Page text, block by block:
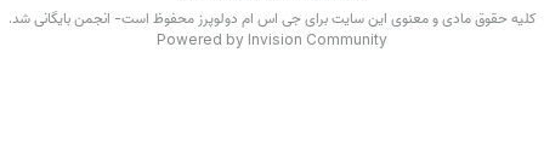
حقوق مادی و معنوی این سایت برای جی اس ام دولوپرز محفوظ است- انجمن بایگانی شد.
Powered by Invision Community